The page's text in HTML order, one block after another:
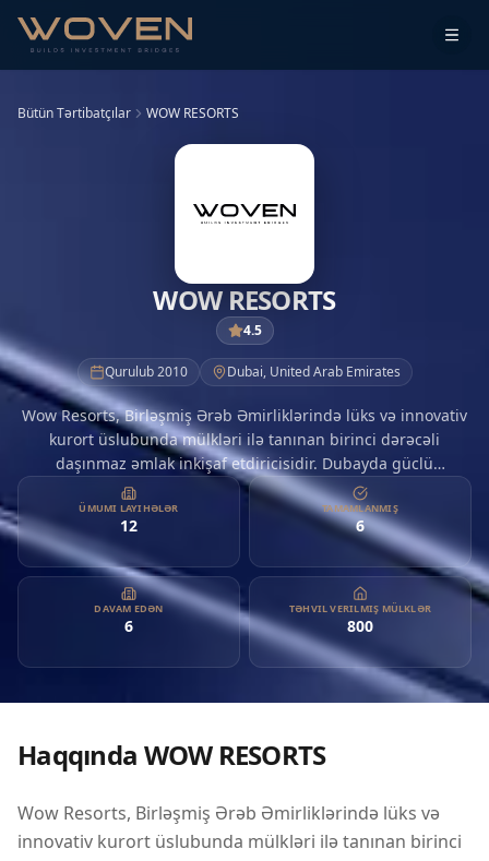
Bütün Tərtibatçılar WOW RESORTS
WOW RESORTS
4.5
Qurulub 2010 Dubai, United Arab Emirates
Wow Resorts, Birləşmiş Ərəb Əmirliklərində lüks və innovativ
kurort üslubunda mülkləri ilə tanınan birinci dərəcəli
daşınmaz əmlak inkişaf etdiricisidir. Dubayda güclü
mövcudluğu ilə Wow Resorts, komfort, zəriflik və regionun
canlı həyat tərzini birləşdirən unikal yaşayış təcrübələri
yaratmağa yönəlmişdir. Şirkət, həm yerli, həm də beynəlxalq
investorlar üçün yüksək keyfiyyətli inkişaflar təqdim etməyə
sadiqdir. Mükəmməllik və dayanıqlılıq öhdəliyi ilə Wow
Resorts, Birləşmiş Ərəb Əmirliklərində lüks yaşayışı yenidən
tərtib etməyi hədəfləyir, bu da onu artan bazarda əhəmiyyətli
gəlir axtaran daşınmaz əmlak investorları üçün cəlbedici bir
seçim halına gətirir. Onların layihələri, yaşam keyfiyyətini
artırmaq üçün diqqətlə dizayn edilmişdir, eyni zamanda
daşınmaz əmlak mənzərəsində öne çıxmaqdadır.
ÜMUMI LAYIHƏLƏR
12
TAMAMLANMIŞ
6
DAVAM EDƏN
6
TƏHVIL VERILMIŞ MÜLKLƏR
800
Haqqında WOW RESORTS
Wow Resorts, Birləşmiş Ərəb Əmirliklərində lüks və
innovativ kurort üslubunda mülkləri ilə tanınan birinci